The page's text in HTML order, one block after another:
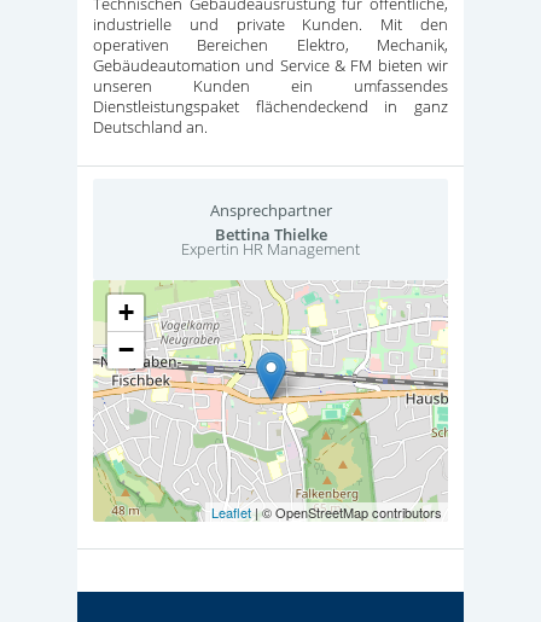
industrielle und private Kunden. Mit den
operativen Bereichen Elektro, Mechanik,
Gebäudeautomation und Service & FM bieten wir
unseren Kunden ein umfassendes
Dienstleistungspaket flächendeckend in ganz
Deutschland an.
Ansprechpartner
Bettina Thielke
Expertin HR Management
+
−
Leaflet| © OpenStreetMap contributors